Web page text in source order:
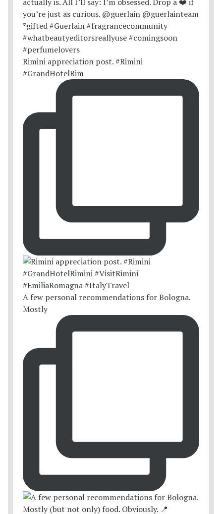
Rimini appreciation post. #Rimini
#GrandHotelRim
A few personal recommendations for Bologna.
Mostly